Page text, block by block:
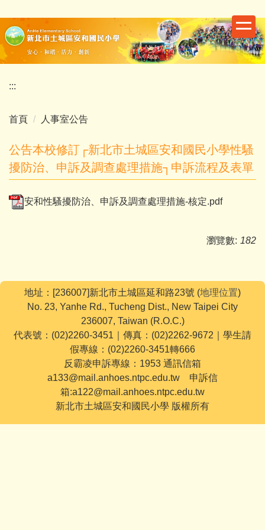
到
主
要
內
:::
首頁 人事室公告
公告本校修訂┌新北市土城區安和國民小學性騷
擾防治、申訴及調查處理措施┐申訴流程及表單
安和性騷擾防治、申訴及調查處理措施-核定.pdf
瀏覽數: 182
地址：[236007]新北市土城區延和路23號 (地理位置)
No. 23, Yanhe Rd., Tucheng Dist., New Taipei City
236007, Taiwan (R.O.C.)
代表號：(02)2260-3451｜傳真：(02)2262-9672｜學生請
假專線：(02)2260-3451轉666
反霸凌申訴專線：1953 通訊信箱
a133@mail.anhoes.ntpc.edu.tw 申訴信
箱:a122@mail.anhoes.ntpc.edu.tw
新北市土城區安和國民小學 版權所有